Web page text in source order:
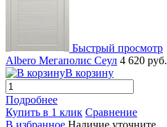
Быстрый просмотр
Albero Мегаполис Сеул 4 620 руб.
В корзину
Подробнее
Купить в 1 клик Сравнение